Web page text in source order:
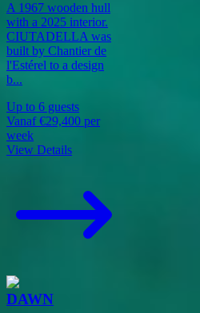
A 1967 wooden hull
with a 2025 interior.
CIUTADELLA was
built by Chantier de
l'Estérel to a design
b...
Up to 6 guests
Vanaf €29,400 per
week
View Details
DAWN